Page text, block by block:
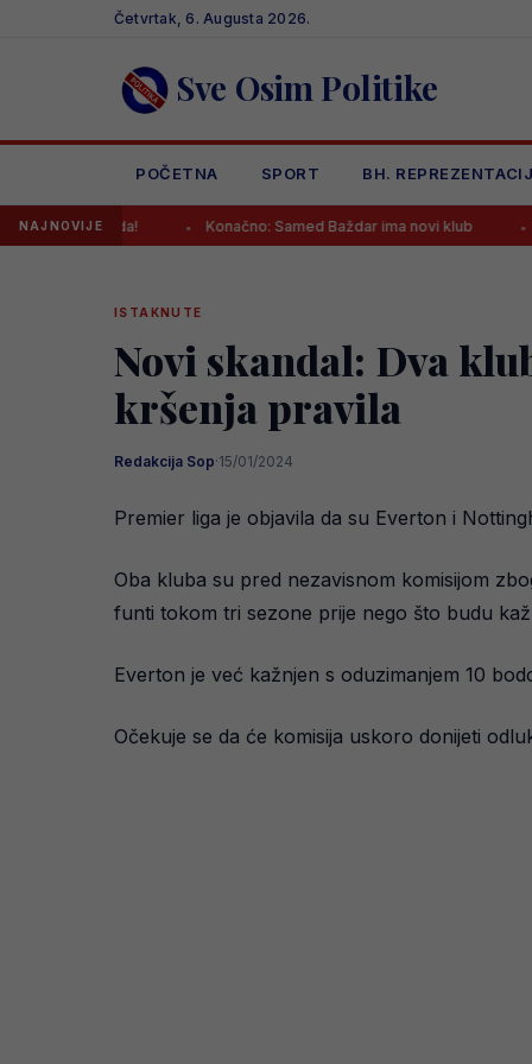
Četvrtak, 6. Augusta 2026.
Sve Osim Politike
POČETNA SPORT BH.
NAJNOVIJE
ikada! Konačno: Samed Baždar ima novi klub Da li je ovo
ISTAKNUTE
Novi skandal: Dva
kršenja pravila
Redakcija Sop·15/01/2024
Premier liga je objavila da su Everton i
Oba kluba su pred nezavisnom komisijom
funti tokom tri sezone prije nego što budu
Everton je već kažnjen s oduzimanjem 10
Očekuje se da će komisija uskoro donijeti